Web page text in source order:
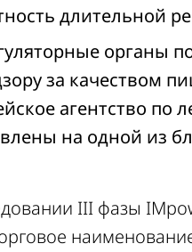
длительной
органы
за качеством
агентство по
на одной из
III фазы